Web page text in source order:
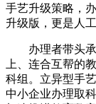
手艺升级策略，
升级版，更是人
办理者带头承
上、连合互帮的
科组。立异型手
中小企业办理取